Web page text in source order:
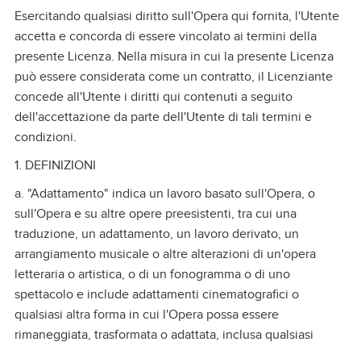
Esercitando qualsiasi diritto sull'Opera qui fornita, l'Utente
accetta e concorda di essere vincolato ai termini della
presente Licenza. Nella misura in cui la presente Licenza
può essere considerata come un contratto, il Licenziante
concede all'Utente i diritti qui contenuti a seguito
dell'accettazione da parte dell'Utente di tali termini e
condizioni.
1. DEFINIZIONI
a. "Adattamento" indica un lavoro basato sull'Opera, o
sull'Opera e su altre opere preesistenti, tra cui una
traduzione, un adattamento, un lavoro derivato, un
arrangiamento musicale o altre alterazioni di un'opera
letteraria o artistica, o di un fonogramma o di uno
spettacolo e include adattamenti cinematografici o
qualsiasi altra forma in cui l'Opera possa essere
rimaneggiata, trasformata o adattata, inclusa qualsiasi